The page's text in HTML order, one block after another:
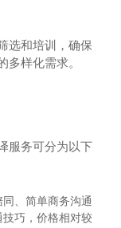
选和培训，确保
多样化需求。
服务可分为以下
、简单商务沟通
巧，价格相对较